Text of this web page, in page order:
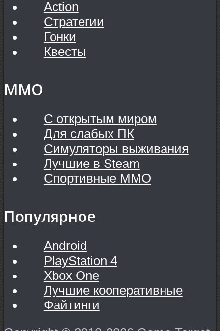
Action
Стратегии
Гонки
Квесты
MMO
С открытым миром
Для слабых ПК
Симуляторы выживания
Лучшие в Steam
Спортивные MMO
Популярное
Android
PlayStation 4
Xbox One
Лучшие кооперативные
Файтинги